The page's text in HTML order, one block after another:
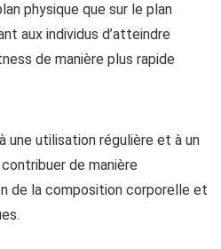
physique que sur le plan
aux individus d’atteindre
de manière plus rapide
une utilisation régulière et à un
de manière
de la composition corporelle et